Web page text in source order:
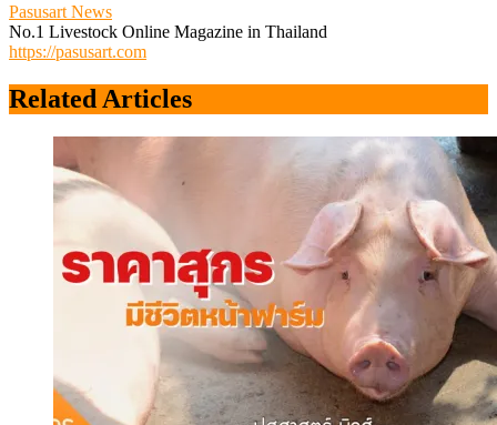
Pasusart News
No.1 Livestock Online Magazine in Thailand
https://pasusart.com
Related Articles